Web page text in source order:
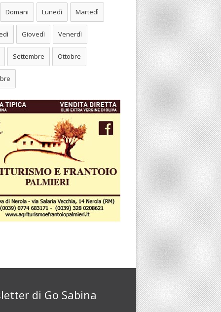
Domani Lunedì Martedì
Giovedì Venerdì
Settembre Ottobre
di Go Sabina